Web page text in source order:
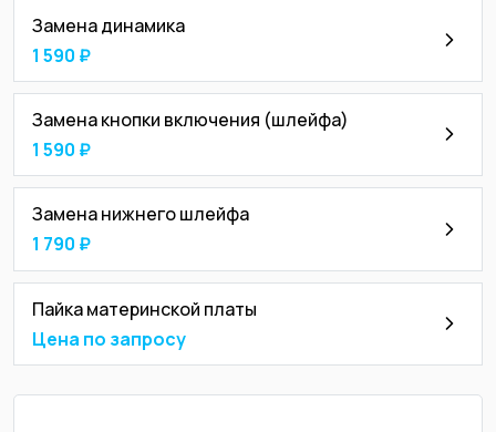
Замена динамика
1 590 ₽
Замена кнопки включения (шлейфа)
1 590 ₽
Замена нижнего шлейфа
1 790 ₽
Пайка материнской платы
Цена по запросу